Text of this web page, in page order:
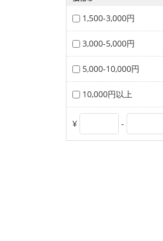
1,500-3,000円
3,000-5,000円
5,000-10,000円
10,000円以上
¥ -